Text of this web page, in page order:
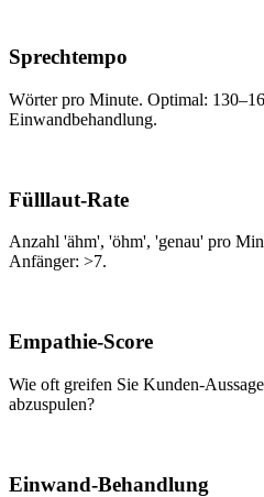
Sprechtempo
Wörter pro Minute. Optimal:
Einwandbehandlung.
Fülllaut-Rate
Anzahl 'ähm', 'öhm', 'genau' pro
Anfänger: >7.
Empathie-Score
Wie oft greifen Sie Kunden-
abzuspulen?
Einwand-Behandlung